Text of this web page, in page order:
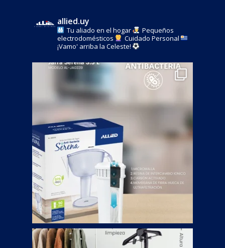
allied.uy
Tu aliado en el hogar
Pequeños
electrodomésticos
Cuidado Personal
¡Vamo' arriba la Celeste!